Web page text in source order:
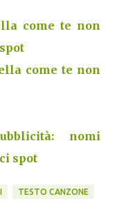
come te non
come te non
nomi
spot
TESTO CANZONE